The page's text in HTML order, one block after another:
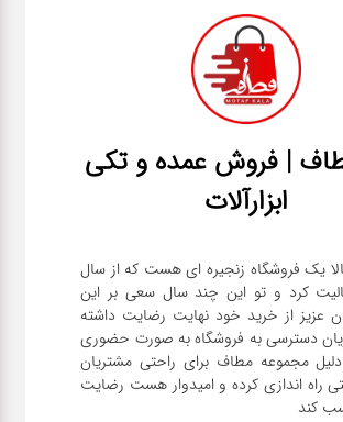
| فروش عمده و تکی
ابزارآلات
یک فروشگاه زنجیره ای هست که از سال
کرد و تو این چند سال سعی بر این
عزیز از خرید خود نهایت رضایت داشته
دسترسی به فروشگاه به صورت حضوری
مجموعه مطاف برای راحتی مشتریان
راه اندازی کرده و امیدوار هست رضایت
کند